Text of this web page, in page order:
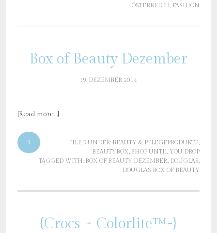
ÖSTERREICH, FASHION
Box of Beauty Dezember
19. DEZEMBER 2014
[Read more…]
3 FILED UNDER: BEAUTY & PFLEGEPRODUKTE,
BEAUTYBOX, SHOP UNTIL YOU DROP
TAGGED WITH: BOX OF BEAUTY DEZEMBER, DOUGLAS,
DOUGLAS BOX OF BEAUTY
{Crocs ~ Colorlite™-}